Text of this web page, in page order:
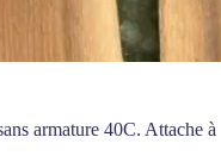
armature 40C. Attache à